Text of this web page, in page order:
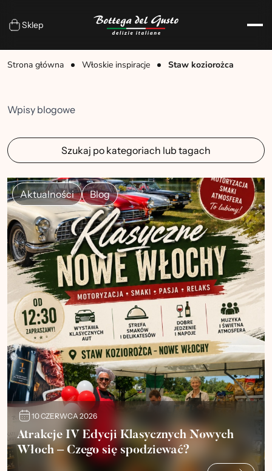
Sklep
Strona główna Włoskie inspiracje Staw koziorożca
Wpisy blogowe
Szukaj po kategoriach lub tagach
Aktualności Blog
10 CZERWCA 2026
Atrakcje IV Edycji Klasycznych Nowych
Włoch – Czego się spodziewać?